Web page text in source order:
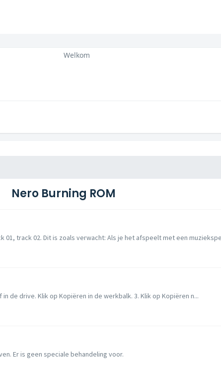
Welkom
Nero Burning ROM
track 02. Dit is zoals verwacht: Als je het afspeelt met een
de drive. Klik op Kopiëren in de werkbalk. 3. Klik op Kopiëren n...
Er is geen speciale behandeling voor.